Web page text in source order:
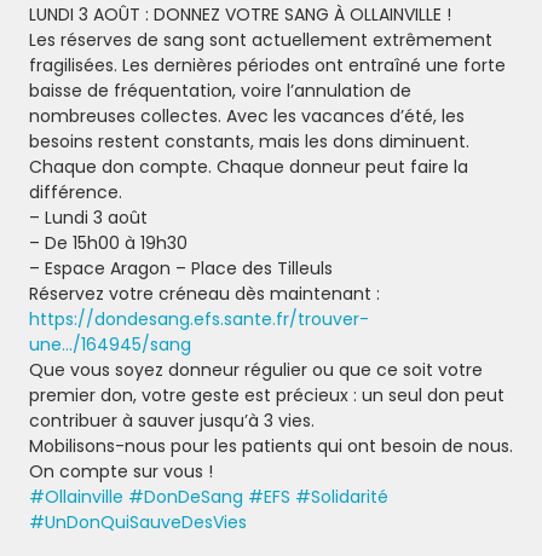
Tarification des prestations de
services
ESPACEADMINISTRÉ
Contacts
Démarches administratives
Règlements intérieurs des
structures municipales
Comptes-rendus du conseil
Actes administratifs
(délibérations/décisions/arrêtés)
LUNDI 3 AOÛT : DONNEZ VOTRE SANG À OLLAINVILLE !
Les réserves de sang sont actuellement extrêmement
fragilisées. Les dernières périodes ont entraîné une forte
baisse de fréquentation, voire l’annulation de
nombreuses collectes. Avec les vacances d’été, les
besoins restent constants, mais les dons diminuent.
Chaque don compte. Chaque donneur peut faire la
différence.
– Lundi 3 août
– De 15h00 à 19h30
– Espace Aragon – Place des Tilleuls
Réservez votre créneau dès maintenant :
https://dondesang.efs.sante.fr/trouver-
une…/164945/sang
Que vous soyez donneur régulier ou que ce soit votre
premier don, votre geste est précieux : un seul don peut
contribuer à sauver jusqu’à 3 vies.
Mobilisons-nous pour les patients qui ont besoin de nous.
On compte sur vous !
#Ollainville #DonDeSang #EFS #Solidarité
#UnDonQuiSauveDesVies